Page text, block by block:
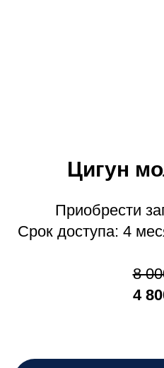
Цигун
Приобрести
Срок доступа: 4
8
4